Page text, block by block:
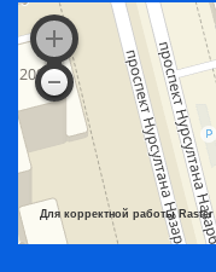
Для корректной работы